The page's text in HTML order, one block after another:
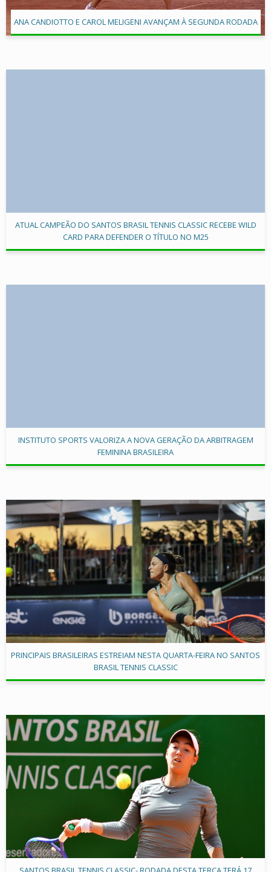
ANA CANDIOTTO E CAROL MELIGENI AVANÇAM À SEGUNDA RODADA
ATUAL CAMPEÃO DO SANTOS BRASIL TENNIS CLASSIC RECEBE WILD
CARD PARA DEFENDER O TÍTULO NO M25
INSTITUTO SPORTS VALORIZA A NOVA GERAÇÃO DA ARBITRAGEM
FEMININA BRASILEIRA
PRINCIPAIS BRASILEIRAS ESTREIAM NESTA QUARTA-FEIRA NO SANTOS
BRASIL TENNIS CLASSIC